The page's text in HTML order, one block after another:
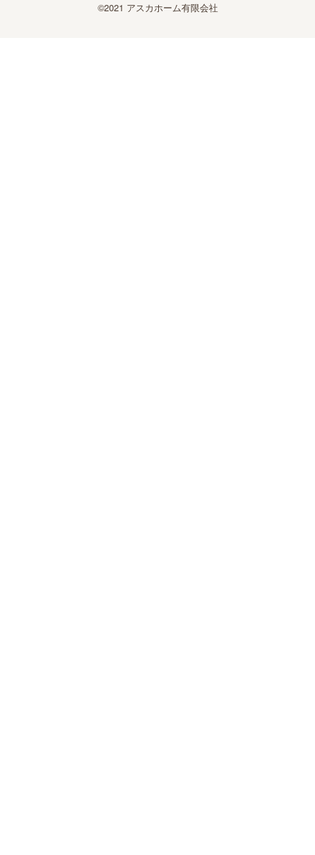
©2021 アスカホーム有限会社